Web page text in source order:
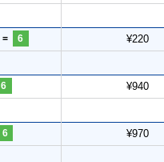
= 6 ¥220
6 ¥940
6 ¥970